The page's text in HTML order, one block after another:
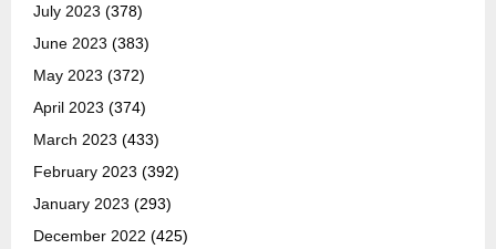
July 2023 (378)
June 2023 (383)
May 2023 (372)
April 2023 (374)
March 2023 (433)
February 2023 (392)
January 2023 (293)
December 2022 (425)